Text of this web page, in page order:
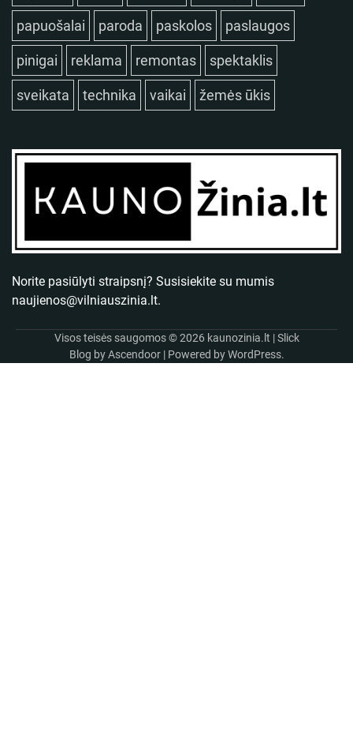
papuošalai paroda paskolos paslaugos
pinigai reklama remontas spektaklis
sveikata technika vaikai žemės ūkis
Norite pasiūlyti straipsnį? Susisiekite su mumis
naujienos@vilniauszinia.lt.
Visos teisės saugomos © 2026 kaunozinia.lt | Slick
Blog byAscendoor| Powered byWordPress.